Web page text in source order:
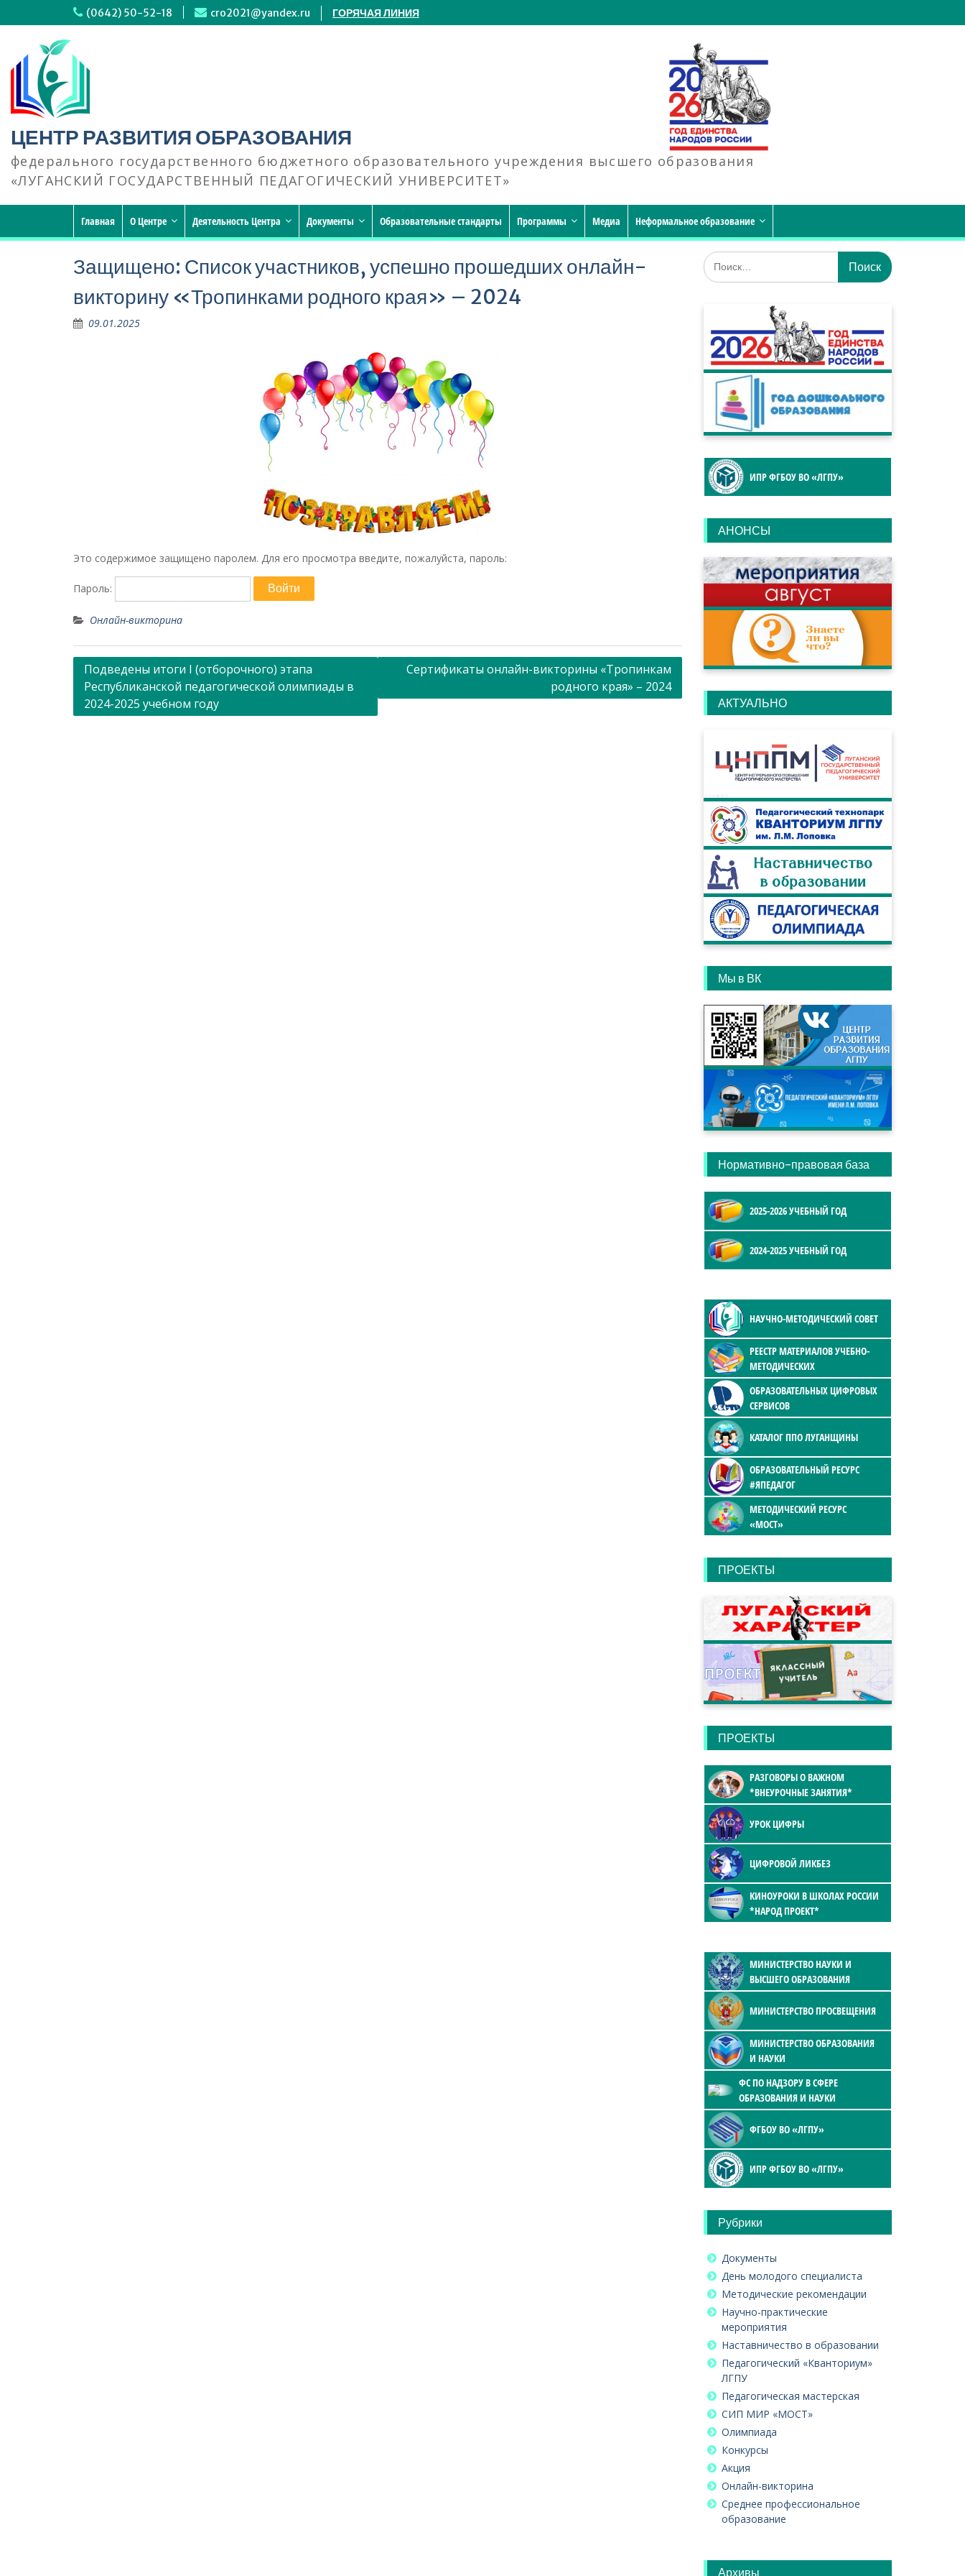
к
содержимому
(0642) 50-52-18 cro2021@yandex.ru ГОРЯЧАЯ ЛИНИЯ
ЦЕНТР РАЗВИТИЯ ОБРАЗОВАНИЯ
федерального государственного бюджетного образовательного учреждения высшего образования
«ЛУГАНСКИЙ ГОСУДАРСТВЕННЫЙ ПЕДАГОГИЧЕСКИЙ УНИВЕРСИТЕТ»
Главная О Центре Деятельность Центра Документы Образовательные стандарты Программы Медиа Неформальное образование
Защищено: Список участников, успешно прошедших онлайн-
викторину «Тропинками родного края» – 2024
09.01.2025
Это содержимое защищено паролем. Для его просмотра введите, пожалуйста, пароль:
Пароль:
Онлайн-викторина
Навигация
по
записям
Подведены итоги I (отборочного) этапа
Республиканской педагогической олимпиады в
2024-2025 учебном году
Сертификаты онлайн-викторины «Тропинкам
родного края» – 2024
Искать:
ИПР ФГБОУ ВО «ЛГПУ»
АНОНСЫ
АКТУАЛЬНО
Мы в ВК
Нормативно-правовая база
2025-2026 УЧЕБНЫЙ ГОД
2024-2025 УЧЕБНЫЙ ГОД
НАУЧНО-МЕТОДИЧЕСКИЙ СОВЕТ
РЕЕСТР МАТЕРИАЛОВ УЧЕБНО-
МЕТОДИЧЕСКИХ
ОБРАЗОВАТЕЛЬНЫХ ЦИФРОВЫХ
СЕРВИСОВ
КАТАЛОГ ППО ЛУГАНЩИНЫ
ОБРАЗОВАТЕЛЬНЫЙ РЕСУРС
#ЯПЕДАГОГ
МЕТОДИЧЕСКИЙ РЕСУРС
«МОСТ»
ПРОЕКТЫ
ПРОЕКТЫ
РАЗГОВОРЫ О ВАЖНОМ
*ВНЕУРОЧНЫЕ ЗАНЯТИЯ*
УРОК ЦИФРЫ
ЦИФРОВОЙ ЛИКБЕЗ
КИНОУРОКИ В ШКОЛАХ РОССИИ
*НАРОД ПРОЕКТ*
МИНИСТЕРСТВО НАУКИ И
ВЫСШЕГО ОБРАЗОВАНИЯ
МИНИСТЕРСТВО ПРОСВЕЩЕНИЯ
МИНИСТЕРСТВО ОБРАЗОВАНИЯ
И НАУКИ
ФС ПО НАДЗОРУ В СФЕРЕ
ОБРАЗОВАНИЯ И НАУКИ
ФГБОУ ВО «ЛГПУ»
ИПР ФГБОУ ВО «ЛГПУ»
Рубрики
Документы
День молодого специалиста
Методические рекомендации
Научно-практические
мероприятия
Наставничество в образовании
Педагогический «Кванториум»
ЛГПУ
Педагогическая мастерская
СИП МИР «МОСТ»
Олимпиада
Конкурсы
Акция
Онлайн-викторина
Среднее профессиональное
образование
Архивы